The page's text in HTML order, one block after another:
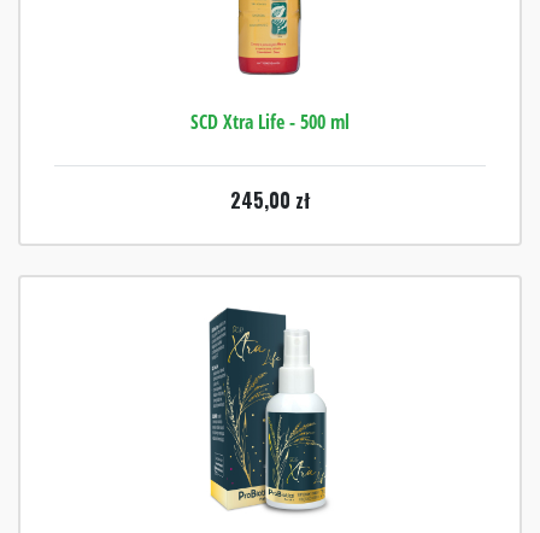
SCD Xtra Life - 500 ml
245,00 zł